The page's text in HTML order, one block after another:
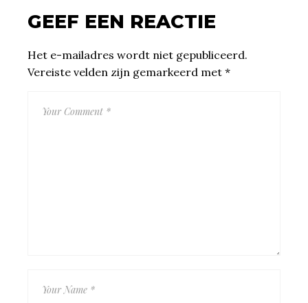
GEEF EEN REACTIE
Het e-mailadres wordt niet gepubliceerd.
Vereiste velden zijn gemarkeerd met*